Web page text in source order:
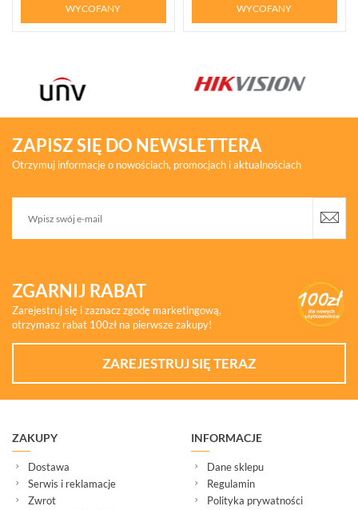
WYCOFANY WYCOFANY
ZAPISZ SIĘ DO NEWSLETTERA
Otrzymuj informacje o nowościach, promocjach i aktualnościach
ZGARNIJ RABAT
Zarejestruj się i zaznacz zgodę marketingową,
otrzymasz rabat 100zł na pierwsze zakupy!
ZAREJESTRUJ SIĘ TERAZ
ZAKUPY
Dostawa
Serwis i reklamacje
Zwrot
INFORMACJE
Dane sklepu
Regulamin
Polityka prywatności